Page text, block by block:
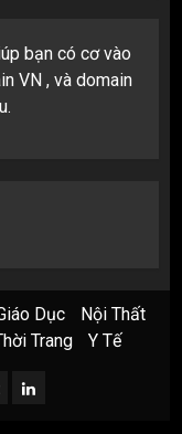
bạn có cơ vào
VN , và domain
Dục
Nội Thất
Trang Y Tế
LinkedIn